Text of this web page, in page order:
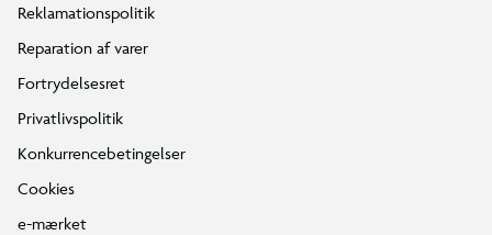
Reklamationspolitik
Reparation af varer
Fortrydelsesret
Privatlivspolitik
Konkurrencebetingelser
Cookies
e-mærket